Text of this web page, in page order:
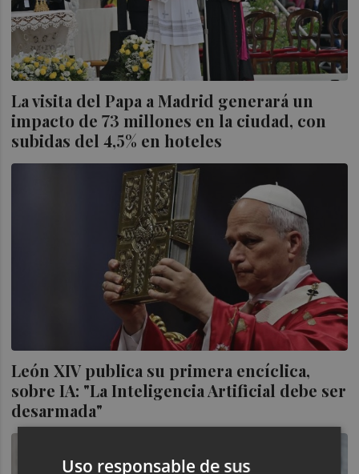
La visita del Papa a Madrid generará un
impacto de 73 millones en la ciudad, con
subidas del 4,5% en hoteles
León XIV publica su primera encíclica,
sobre IA: "La Inteligencia Artificial debe ser
desarmada"
Uso responsable de sus